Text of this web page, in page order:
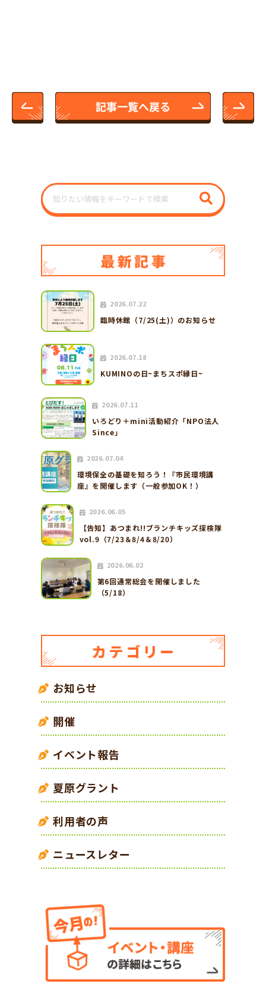
2026.07.22
臨時休館（7/25(土)）のお知らせ
2026.07.18
KUMINOの日~まちスポ縁日~
2026.07.11
いろどり＋mini活動紹介「NPO法人
Since」
2026.07.04
環境保全の基礎を知ろう！『市民環境講
座』を開催します（一般参加OK！）
2026.06.05
【告知】あつまれ!!ブランチキッズ探検隊
vol.9（7/23＆8/4＆8/20）
2026.06.02
第6回通常総会を開催しました
（5/18）
お知らせ
開催
イベント報告
夏原グラント
利用者の声
ニュースレター